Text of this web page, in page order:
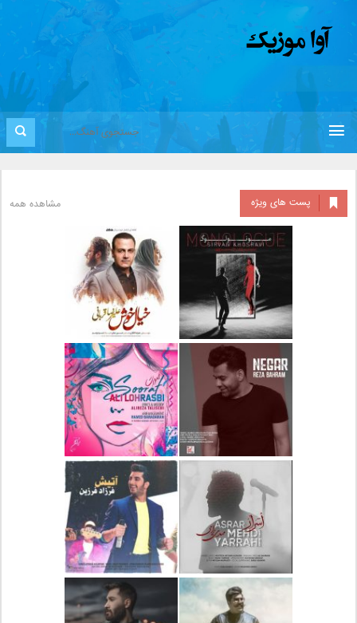
پست های ویژه مشاهده همه
دانلود آلبوم جدید سیروان
خسروی بنام مونولوگ
دانلود آهنگ جدید علیرضا
قربانی بنام خیال خوش
دانلود آهنگ جدید رضا
بهرام بنام نگار
دانلود آهنگ جدید علی
لهراسبی بنام صورت
دانلود آهنگ جدید مهدی
یراحی بنام اسرار
دانلود آهنگ جدید فرزاد
فرزین بنام آتیش